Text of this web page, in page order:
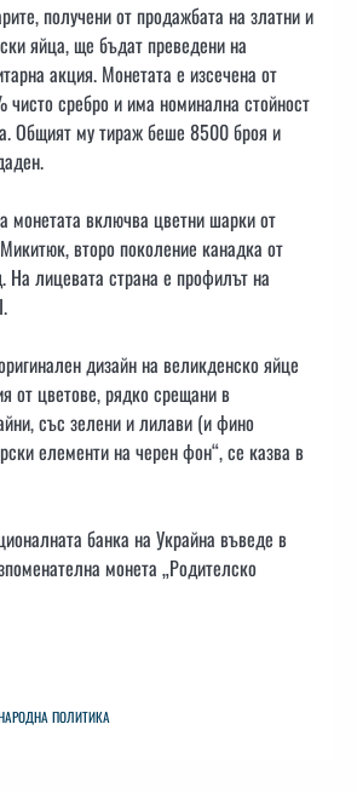
получени от продажбата на златни и
яйца, ще бъдат преведени на
акция. Монетата е изсечена от
сребро и има номинална стойност
Общият му тираж беше 8500 броя и
монетата включва цветни шарки от
второ поколение канадка от
На лицевата страна е профилът на
дизайн на великденско яйце
от цветове, рядко срещани в
със зелени и лилави (и фино
елементи на черен фон“, се казва в
банка на Украйна въведе в
монета „Родителско
ПОЛИТИКА